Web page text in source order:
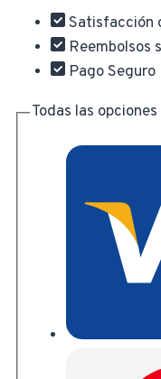
THT19902
cantidad
Satisfacción
Reembolsos
Pago Seguro
Todas las